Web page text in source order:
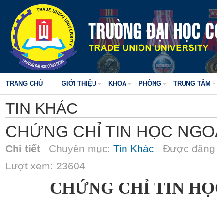
TRANG CHỦ GIỚI THIỆU KHOA PHÒNG TRUNG TÂM
TIN KHÁC
CHỨNG CHỈ TIN HỌC
Chi tiết Chuyên mục: Tin Khác Được
Lượt xem: 23604
CHỨNG CHỈ TIN